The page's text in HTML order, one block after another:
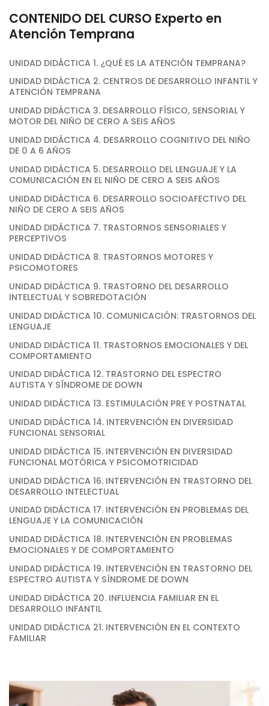
CONTENIDO DEL CURSO Experto en
Atención Temprana
UNIDAD DIDÁCTICA 1. ¿QUÉ ES LA ATENCIÓN TEMPRANA?
UNIDAD DIDÁCTICA 2. CENTROS DE DESARROLLO INFANTIL Y
ATENCIÓN TEMPRANA
UNIDAD DIDÁCTICA 3. DESARROLLO FÍSICO, SENSORIAL Y
MOTOR DEL NIÑO DE CERO A SEIS AÑOS
UNIDAD DIDÁCTICA 4. DESARROLLO COGNITIVO DEL NIÑO
DE 0 A 6 AÑOS
UNIDAD DIDÁCTICA 5. DESARROLLO DEL LENGUAJE Y LA
COMUNICACIÓN EN EL NIÑO DE CERO A SEIS AÑOS
UNIDAD DIDÁCTICA 6. DESARROLLO SOCIOAFECTIVO DEL
NIÑO DE CERO A SEIS AÑOS
UNIDAD DIDÁCTICA 7. TRASTORNOS SENSORIALES Y
PERCEPTIVOS
UNIDAD DIDÁCTICA 8. TRASTORNOS MOTORES Y
PSICOMOTORES
UNIDAD DIDÁCTICA 9. TRASTORNO DEL DESARROLLO
INTELECTUAL Y SOBREDOTACIÓN
UNIDAD DIDÁCTICA 10. COMUNICACIÓN: TRASTORNOS DEL
LENGUAJE
UNIDAD DIDÁCTICA 11. TRASTORNOS EMOCIONALES Y DEL
COMPORTAMIENTO
UNIDAD DIDÁCTICA 12. TRASTORNO DEL ESPECTRO
AUTISTA Y SÍNDROME DE DOWN
UNIDAD DIDÁCTICA 13. ESTIMULACIÓN PRE Y POSTNATAL
UNIDAD DIDÁCTICA 14. INTERVENCIÓN EN DIVERSIDAD
FUNCIONAL SENSORIAL
UNIDAD DIDÁCTICA 15. INTERVENCIÓN EN DIVERSIDAD
FUNCIONAL MOTÓRICA Y PSICOMOTRICIDAD
UNIDAD DIDÁCTICA 16. INTERVENCIÓN EN TRASTORNO DEL
DESARROLLO INTELECTUAL
UNIDAD DIDÁCTICA 17. INTERVENCIÓN EN PROBLEMAS DEL
LENGUAJE Y LA COMUNICACIÓN
UNIDAD DIDÁCTICA 18. INTERVENCIÓN EN PROBLEMAS
EMOCIONALES Y DE COMPORTAMIENTO
UNIDAD DIDÁCTICA 19. INTERVENCIÓN EN TRASTORNO DEL
ESPECTRO AUTISTA Y SÍNDROME DE DOWN
UNIDAD DIDÁCTICA 20. INFLUENCIA FAMILIAR EN EL
DESARROLLO INFANTIL
UNIDAD DIDÁCTICA 21. INTERVENCIÓN EN EL CONTEXTO
FAMILIAR